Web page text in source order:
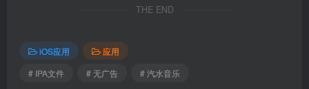
THE END
iOS应用
应用
# IPA文件
# 无广告 # 汽水音乐